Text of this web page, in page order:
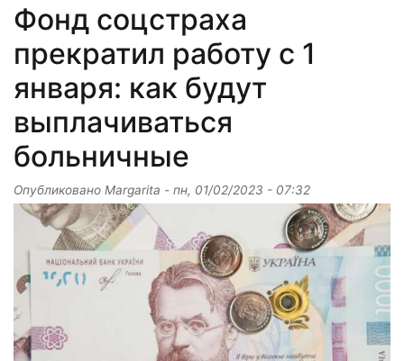
Фонд соцстраха
прекратил работу с 1
января: как будут
выплачиваться
больничные
Опубликовано Margarita - пн, 01/02/2023 - 07:32